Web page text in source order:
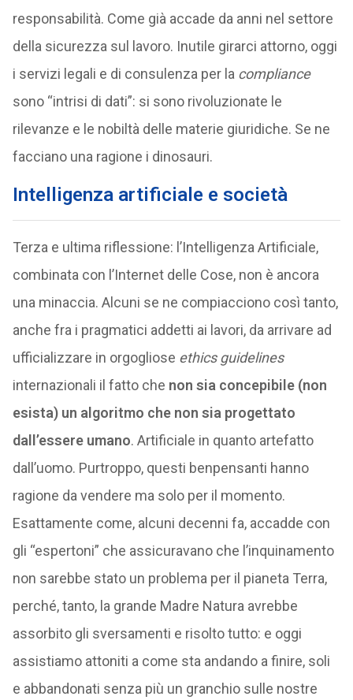
responsabilità. Come già accade da anni nel settore
della sicurezza sul lavoro. Inutile girarci attorno, oggi
i servizi legali e di consulenza per la compliance
sono “intrisi di dati”: si sono rivoluzionate le
rilevanze e le nobiltà delle materie giuridiche. Se ne
facciano una ragione i dinosauri.
Intelligenza artificiale e società
Terza e ultima riflessione: l’Intelligenza Artificiale,
combinata con l’Internet delle Cose, non è ancora
una minaccia. Alcuni se ne compiacciono così tanto,
anche fra i pragmatici addetti ai lavori, da arrivare ad
ufficializzare in orgogliose ethics guidelines
internazionali il fatto che non sia concepibile (non
esista) un algoritmo che non sia progettato
dall’essere umano. Artificiale in quanto artefatto
dall’uomo. Purtroppo, questi benpensanti hanno
ragione da vendere ma solo per il momento.
Esattamente come, alcuni decenni fa, accadde con
gli “espertoni” che assicuravano che l’inquinamento
non sarebbe stato un problema per il pianeta Terra,
perché, tanto, la grande Madre Natura avrebbe
assorbito gli sversamenti e risolto tutto: e oggi
assistiamo attoniti a come sta andando a finire, soli
e abbandonati senza più un granchio sulle nostre